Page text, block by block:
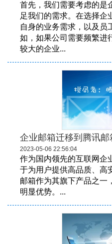
首先，我们需要考虑的是
足我们的需求。在选择企
自身的业务需求，以及员
如，如果公司需要频繁进
较大的企业...
企业邮箱迁移到腾讯邮
2023-05-06 22:56:04
作为国内领先的互联网企
于为用户提供高品质、高
邮箱作为其旗下产品之一
明显优势。...